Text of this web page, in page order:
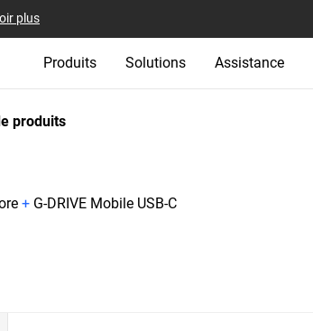
plus
Produits Solutions Assistance
produits
+ G-DRIVE Mobile USB-C